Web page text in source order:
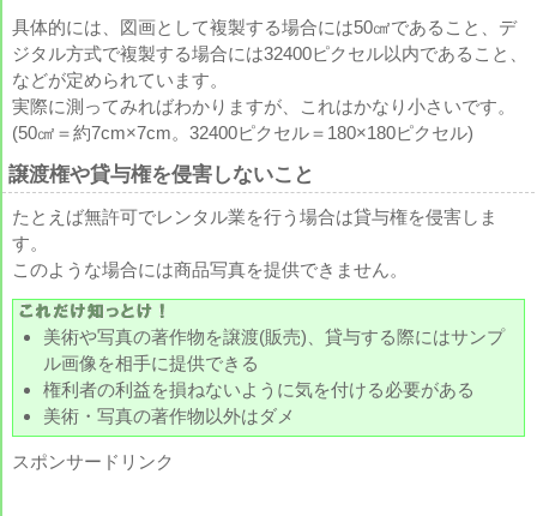
具体的には、図画として複製する場合には50㎠であること、デ
ジタル方式で複製する場合には32400ピクセル以内であること、
などが定められています。
実際に測ってみればわかりますが、これはかなり小さいです。
(50㎠＝約7cm×7cm。32400ピクセル＝180×180ピクセル)
譲渡権や貸与権を侵害しないこと
たとえば無許可でレンタル業を行う場合は貸与権を侵害しま
す。
このような場合には商品写真を提供できません。
美術や写真の著作物を譲渡(販売)、貸与する際にはサンプ
ル画像を相手に提供できる
権利者の利益を損ねないように気を付ける必要がある
美術・写真の著作物以外はダメ
スポンサードリンク